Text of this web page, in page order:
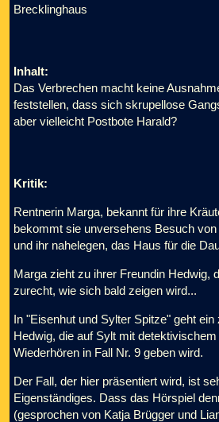
Brecklinghaus
Inhalt:
Das Verbrechen macht keine
feststellen, dass sich skrupellose
aber vielleicht Postbote Harald?
Kritik:
Rentnerin Marga, bekannt für ihre
bekommt sie unversehens Besuch
und ihr nahelegen, das Haus für die
Marga zieht zu ihrer Freundin Hedwig,
zurecht, wie sich bald zeigen wird...
In "Eisenhut und Sylter Spitze" geht
Hedwig, die auf Sylt mit
Wiederhören in Fall Nr. 9 geben wird.
Der Fall, der hier präsentiert wird, ist
Eigenständiges. Dass das Hörspiel
(gesprochen von Katja Brügger und